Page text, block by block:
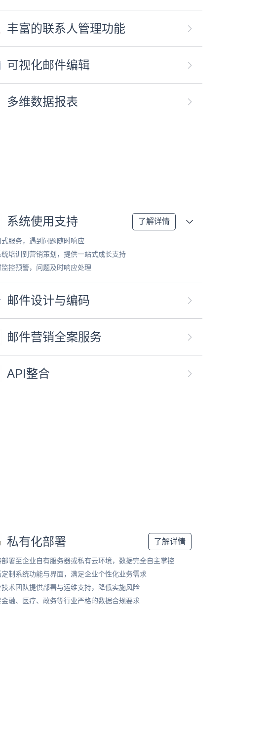
丰富的联系人管理功能
可视化邮件编辑
多维数据报表
系统使用支持 了解详情
式服务，遇到问题随时响应
统培训到营销策划，提供一站式成长支持
监控预警，问题及时响应处理
邮件设计与编码
邮件营销全案服务
API整合
私有化部署 了解详情
部署至企业自有服务器或私有云环境，数据完全自主掌控
定制系统功能与界面，满足企业个性化业务需求
技术团队提供部署与运维支持，降低实施风险
金融、医疗、政务等行业严格的数据合规要求